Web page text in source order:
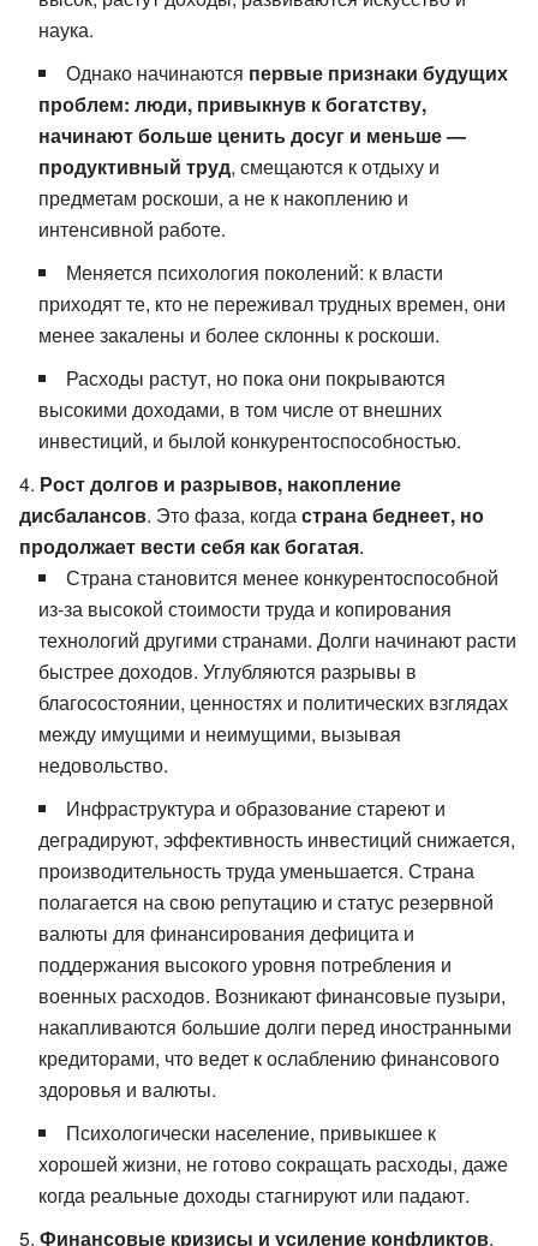
наука.
Однако начинаются первые признаки будущих
проблем: люди, привыкнув к богатству,
начинают больше ценить досуг и меньше —
продуктивный труд, смещаются к отдыху и
предметам роскоши, а не к накоплению и
интенсивной работе.
Меняется психология поколений: к власти
приходят те, кто не переживал трудных времен, они
менее закалены и более склонны к роскоши.
Расходы растут, но пока они покрываются
высокими доходами, в том числе от внешних
инвестиций, и былой конкурентоспособностью.
Рост долгов и разрывов, накопление
дисбалансов. Это фаза, когдастрана беднеет, но
продолжает вести себя как богатая.
Страна становится менее конкурентоспособной
из-за высокой стоимости труда и копирования
технологий другими странами. Долги начинают расти
быстрее доходов. Углубляются разрывы в
благосостоянии, ценностях и политических взглядах
между имущими и неимущими, вызывая
недовольство.
Инфраструктура и образование стареют и
деградируют, эффективность инвестиций снижается,
производительность труда уменьшается. Страна
полагается на свою репутацию и статус резервной
валюты для финансирования дефицита и
поддержания высокого уровня потребления и
военных расходов. Возникают финансовые пузыри,
накапливаются большие долги перед иностранными
кредиторами, что ведет к ослаблению финансового
здоровья и валюты.
Психологически население, привыкшее к
хорошей жизни, не готово сокращать расходы, даже
когда реальные доходы стагнируют или падают.
Финансовые кризисы и усиление конфликтов.